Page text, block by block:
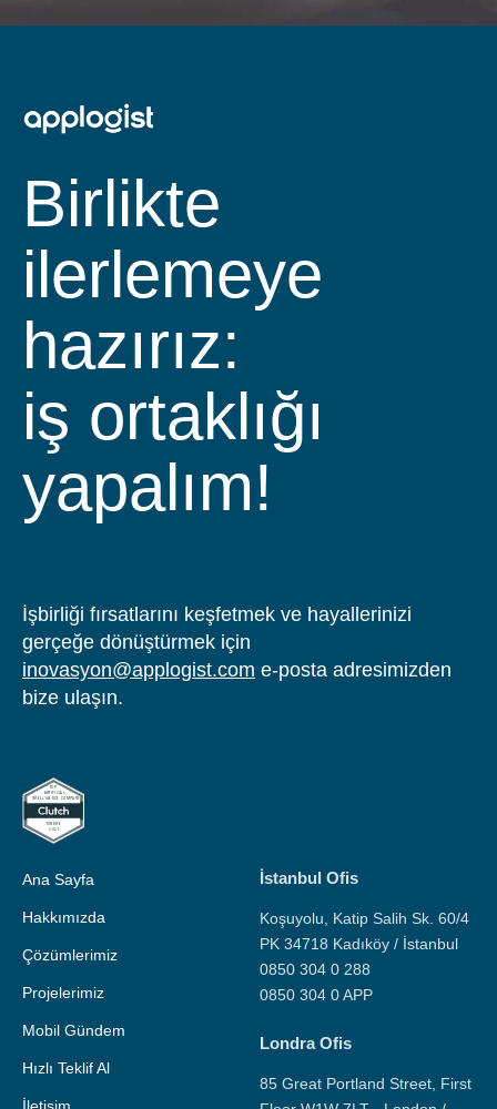
Birlikte
ilerlemeye
hazırız:
ekibimize
katılın!
İşbirliği fırsatlarını keşfetmek ve hayallerinizi
gerçeğe dönüştürmek için
inovasyon@applogist.com e-posta adresimizden
bize ulaşın.
Ana Sayfa
Hakkımızda
Çözümlerimiz
Projelerimiz
Mobil Gündem
Hızlı Teklif Al
İletişim
İstanbul Ofis
Koşuyolu, Katip Salih Sk. 60/4
PK 34718 Kadıköy / İstanbul
0850 304 0 288
0850 304 0 APP
Londra Ofis
85 Great Portland Street, First